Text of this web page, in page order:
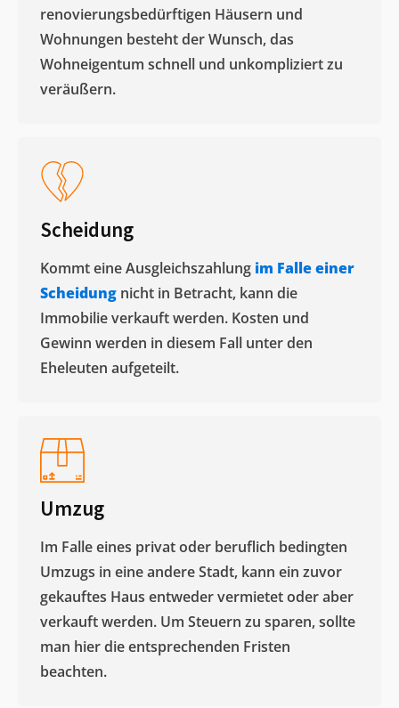
renovierungsbedürftigen Häusern und
Wohnungen besteht der Wunsch, das
Wohneigentum schnell und unkompliziert zu
veräußern. ​
Scheidung
Kommt eine Ausgleichszahlung im Falle einer
Scheidung nicht in Betracht, kann die
Immobilie verkauft werden. Kosten und
Gewinn werden in diesem Fall unter den
Eheleuten aufgeteilt.​
Umzug
Im Falle eines privat oder beruflich bedingten
Umzugs in eine andere Stadt, kann ein zuvor
gekauftes Haus entweder vermietet oder aber
verkauft werden. Um Steuern zu sparen, sollte
man hier die entsprechenden Fristen
beachten.